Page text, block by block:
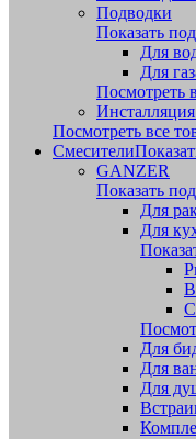
Подводки
Показать
Для
Для
Посмотреть
Посмотреть все
Смесители
GANZER
Показать
Для
Для
Для
Для
Для